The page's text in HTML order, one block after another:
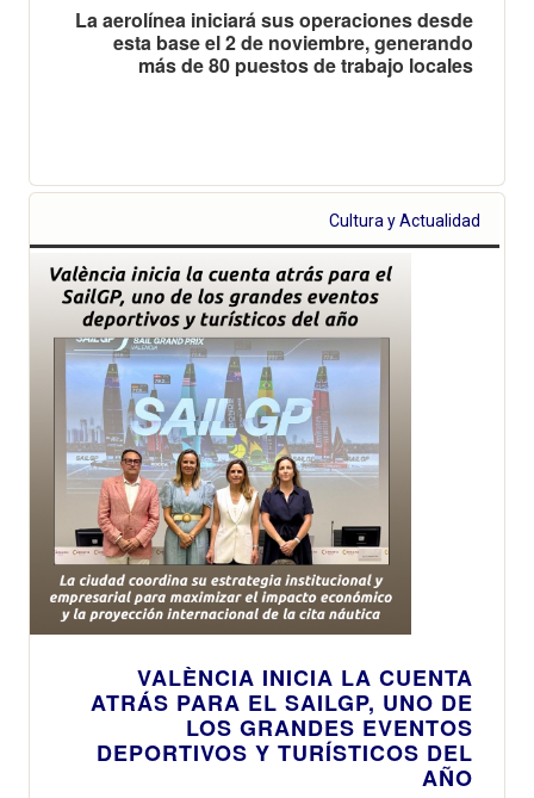
La aerolínea iniciará sus operaciones desde
esta base el 2 de noviembre, generando
más de 80 puestos de trabajo locales
Cultura y Actualidad
VALÈNCIA INICIA LA CUENTA
ATRÁS PARA EL SAILGP, UNO DE
LOS GRANDES EVENTOS
DEPORTIVOS Y TURÍSTICOS DEL
AÑO